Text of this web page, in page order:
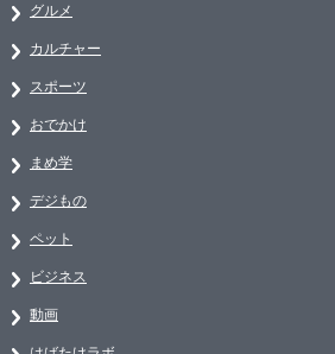
グルメ
カルチャー
スポーツ
おでかけ
まめ学
デジもの
ペット
ビジネス
動画